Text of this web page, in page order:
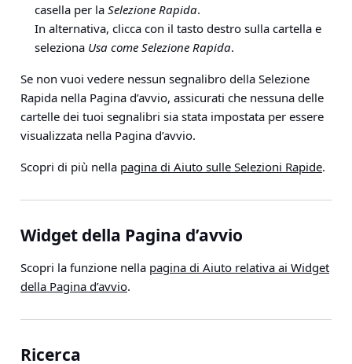
casella per la Selezione Rapida.
In alternativa, clicca con il tasto destro sulla cartella e
seleziona Usa come Selezione Rapida.
Se non vuoi vedere nessun segnalibro della Selezione
Rapida nella Pagina d’avvio, assicurati che nessuna delle
cartelle dei tuoi segnalibri sia stata impostata per essere
visualizzata nella Pagina d’avvio.
Scopri di più nella pagina di Aiuto sulle Selezioni Rapide.
Widget della Pagina d’avvio
Scopri la funzione nella pagina di Aiuto relativa ai Widget
della Pagina d’avvio.
Ricerca